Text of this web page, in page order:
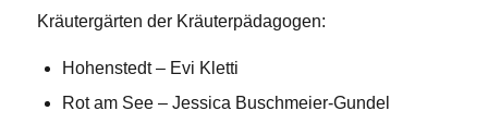
Kräutergärten der Kräuterpädagogen:
Hohenstedt – Evi Kletti
Rot am See – Jessica Buschmeier-Gundel